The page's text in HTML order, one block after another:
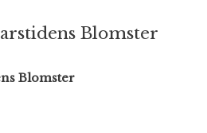
Blomster
Blomster